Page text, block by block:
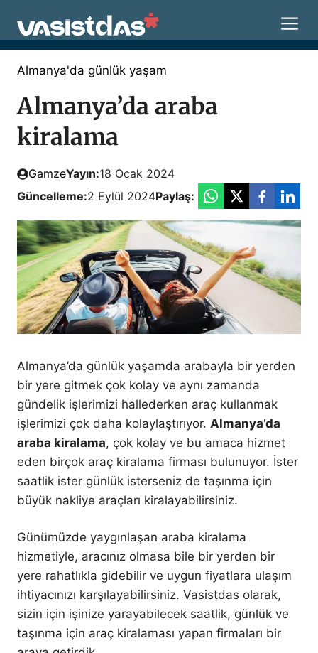
atla
Almanya'da günlük yaşam
Almanya’da araba
kiralama
GamzeYayın:18 Ocak 2024
Güncelleme:2 Eylül 2024Paylaş:
Almanya’da günlük yaşamda arabayla bir yerden
bir yere gitmek çok kolay ve aynı zamanda
gündelik işlerimizi hallederken araç kullanmak
işlerimizi çok daha kolaylaştırıyor. Almanya’da
araba kiralama, çok kolay ve bu amaca hizmet
eden birçok araç kiralama firması bulunuyor. İster
saatlik ister günlük isterseniz de taşınma için
büyük nakliye araçları kiralayabilirsiniz.
Günümüzde yaygınlaşan araba kiralama
hizmetiyle, aracınız olmasa bile bir yerden bir
yere rahatlıkla gidebilir ve uygun fiyatlara ulaşım
ihtiyacınızı karşılayabilirsiniz. Vasistdas olarak,
sizin için işinize yarayabilecek saatlik, günlük ve
taşınma için araç kiralaması yapan firmaları bir